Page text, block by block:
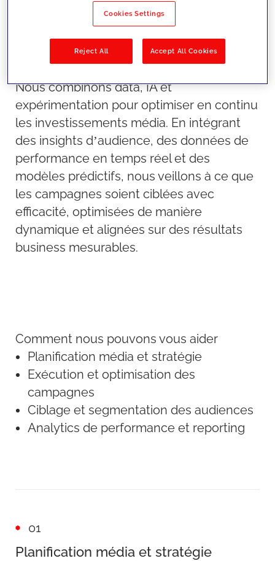
Nous combinons data, IA et
expérimentation pour optimiser en continu
les investissements média. En intégrant
des insights d’audience, des données de
performance en temps réel et des
modèles prédictifs, nous veillons à ce que
les campagnes soient ciblées avec
efficacité, optimisées de manière
dynamique et alignées sur des résultats
business mesurables.
Comment nous pouvons vous aider
Planification média et stratégie
Exécution et optimisation des
campagnes
Ciblage et segmentation des audiences
Analytics de performance et reporting
01
Planification média et stratégie
Cookies Settings
Reject All Accept All Cookies